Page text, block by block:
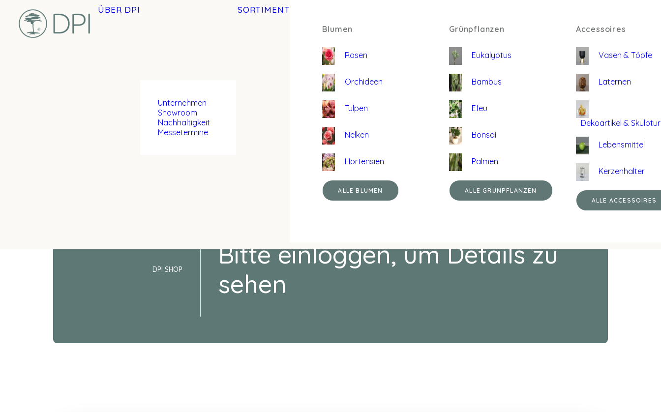
ÜBER DPI
Unternehmen
Showroom
Nachhaltigkeit
Messetermine
SORTIMENT
Blumen
Rosen
Orchideen
Tulpen
Nelken
Hortensien
ALLE BLUMEN
Grünpflanzen
Eukalyptus
Bambus
Efeu
Bonsai
Palmen
ALLE GRÜNPFLANZEN
Accessoires
Vasen & Töpfe
Laternen
Dekoartikel &
Lebensmittel
Kerzenhalter
ALLE ACCESSOIRES
DPI SHOP
Bitte einloggen, um Details zu
sehen